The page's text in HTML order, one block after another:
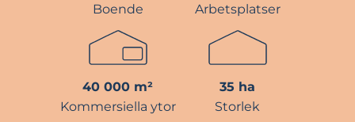
Boende
Arbetsplatser
40 000 m²
Kommersiella ytor
35 ha
Storlek